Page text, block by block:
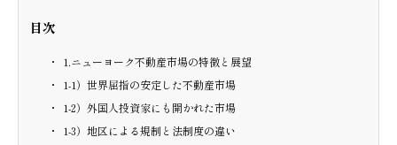
目次
1.ニューヨーク不動産市場の特徴と展望
1-1）世界屈指の安定した不動産市場
1-2）外国人投資家にも開かれた市場
1-3）地区による規制と法制度の違い